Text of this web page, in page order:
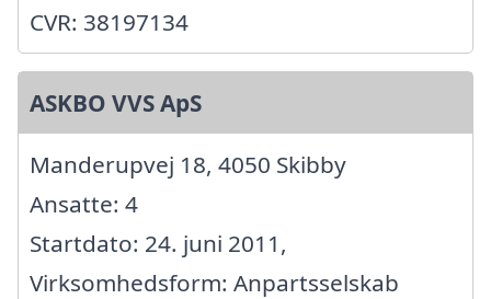
CVR: 38197134
ASKBO VVS ApS
Manderupvej 18, 4050 Skibby
Ansatte: 4
Startdato: 24. juni 2011,
Virksomhedsform: Anpartsselskab